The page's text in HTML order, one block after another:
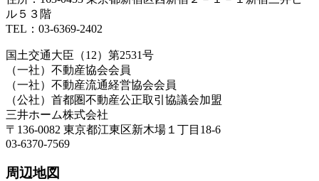
ル５３階
TEL：03-6369-2402
国土交通大臣（12）第2531号
（一社）不動産協会会員
（一社）不動産流通経営協会会員
（公社）首都圏不動産公正取引協議会加盟
三井ホーム株式会社
〒136-0082 東京都江東区新木場１丁目18-6
03-6370-7569
周辺地図